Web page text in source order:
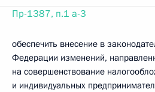
Пр-1387, п.1 а-3
обеспечить внесение в
Федерации изменений,
на совершенствование
и индивидуальных